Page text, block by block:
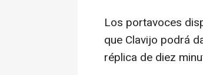
Los portavoces
que Clavijo podrá
réplica de diez